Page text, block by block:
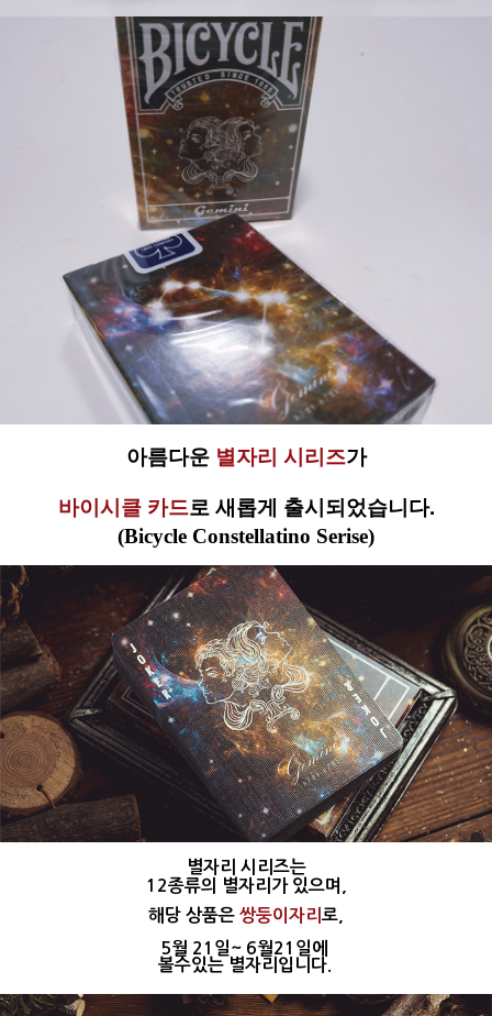
아름다운 별자리 시리즈가
바이시클 카드로 새롭게 출시되었습니다.
(Bicycle Constellatino Serise)
별자리 시리즈는
12종류의 별자리가 있으며,
해당 상품은 쌍둥이자리 로,
5월 21일~ 6월21일에
볼수있는 별자리입니다.